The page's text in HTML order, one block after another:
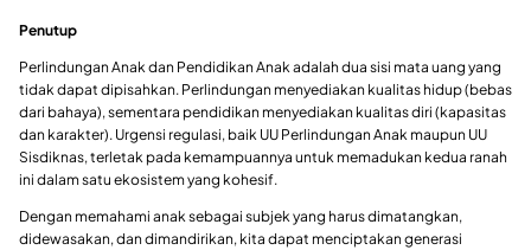
Penutup
Perlindungan Anak dan Pendidikan Anak adalah dua sisi mata uang yang
tidak dapat dipisahkan. Perlindungan menyediakan kualitas hidup (bebas
dari bahaya), sementara pendidikan menyediakan kualitas diri (kapasitas
dan karakter). Urgensi regulasi, baik UU Perlindungan Anak maupun UU
Sisdiknas, terletak pada kemampuannya untuk memadukan kedua ranah
ini dalam satu ekosistem yang kohesif.
Dengan memahami anak sebagai subjek yang harus dimatangkan,
didewasakan, dan dimandirikan, kita dapat menciptakan generasi